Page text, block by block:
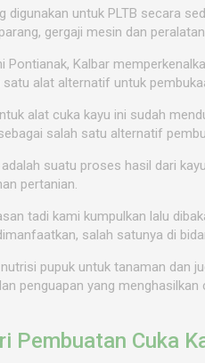
digunakan untuk PLTB secara
gergaji mesin dan
Pontianak, Kalbar
alat alternatif untuk
alat cuka kayu ini sudah
salah satu alternatif
adalah suatu proses hasil dari
pertanian.
tadi kami kumpulkan lalu
salah satunya di
pupuk untuk tanaman dan
penguapan yang
Pembuatan Cuka